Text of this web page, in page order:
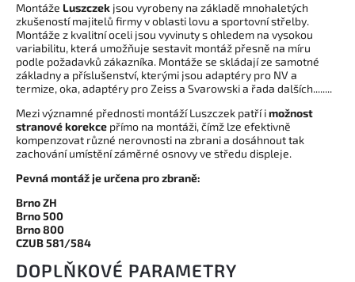
Montáže Luszczek jsou vyrobeny na základě mnohaletých
zkušeností majitelů firmy v oblasti lovu a sportovní střelby.
Montáže z kvalitní oceli jsou vyvinuty s ohledem na vysokou
variabilitu, která umožňuje sestavit montáž přesně na míru
podle požadavků zákazníka. Montáže se skládají ze samotné
základny a příslušenství, kterými jsou adaptéry pro NV a
termize, oka, adaptéry pro Zeiss a Svarowski a řada dalších........
Mezi významné přednosti montáží Luszczek patří imožnost
stranové korekce přímo na montáži, čímž lze efektivně
kompenzovat různé nerovnosti na zbrani a dosáhnout tak
zachování umístění záměrné osnovy ve středu displeje.
Pevná montáž je určena pro zbraně:
Brno ZH
Brno 500
Brno 800
CZUB 581/584
DOPLŇKOVÉ PARAMETRY